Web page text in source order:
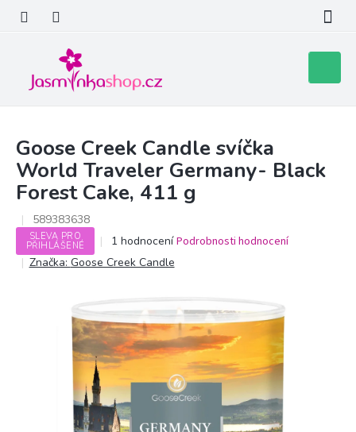
obsah
košík
Goose Creek Candle svíčka
World Traveler Germany- Black
Forest Cake, 411 g
589383638
SLEVA PRO
PŘIHLÁŠENÉ
Průměrné
hodnocení
produktu
5,0
z
5
hvězdiček.
1 hodnocení Podrobnosti hodnocení
Značka: Goose Creek Candle